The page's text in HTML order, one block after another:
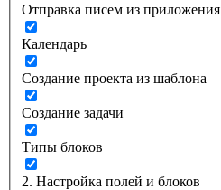
Отправка писем из приложения
Календарь
Создание проекта из шаблона
Создание задачи
Типы блоков
2. Настройка полей и блоков